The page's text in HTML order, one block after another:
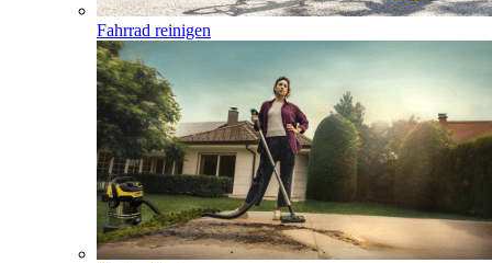
Fahrrad reinigen